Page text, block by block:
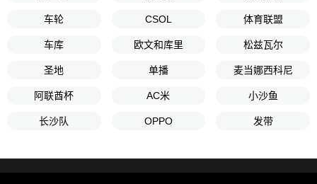
车轮 CSOL 体育联盟
车库 欧文和库里 松兹瓦尔
圣地 单播 麦当娜西科尼
阿联酋杯 AC米 小沙鱼
长沙队 OPPO 发带